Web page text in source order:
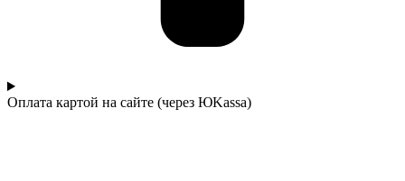
Оплата картой на сайте (через ЮKassa)